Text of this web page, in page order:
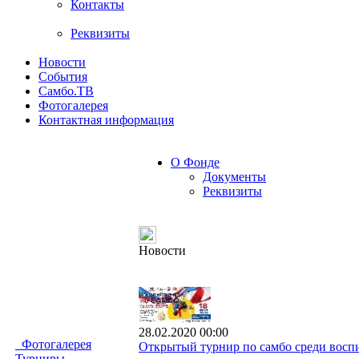
Контакты
Реквизиты
Новости
События
Самбо.ТВ
Фотогалерея
Контактная информация
Фотогалерея
О Фонде
Документы
Реквизиты
Новости
28.02.2020 00:00
Открытый турнир по самбо среди